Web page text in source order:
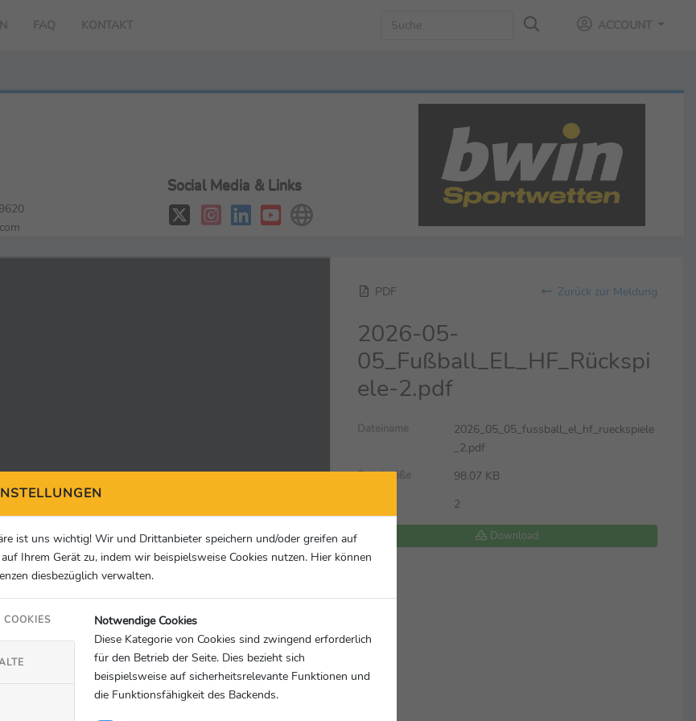
FAQ KONTAKT ACCOUNT
Social Media & Links
PDF Zurück zur Meldung
2026-05-
05_Fußball_EL_HF_Rückspi
ele-2.pdf
Dateiname
2026_05_05_fussball_el_hf_rueckspiele
_2.pdf
Dateigröße 98.07 KB
2
Download
ist uns wichtig! Wir und Drittanbieter speichern und/oder greifen auf
Ihrem Gerät zu, indem wir beispielsweise Cookies nutzen. Hier können
diesbezüglich verwalten.
COOKIES
Notwendige Cookies
Diese Kategorie von Cookies sind zwingend erforderlich
für den Betrieb der Seite. Dies bezieht sich
beispielsweise auf sicherheitsrelevante Funktionen und
die Funktionsfähigkeit des Backends.